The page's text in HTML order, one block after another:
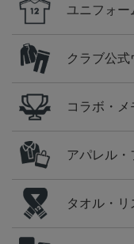
ユニフォー
クラブ公式
コラボ・
アパレル・
タオル・リ